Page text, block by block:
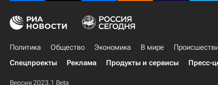
Политика Общество Экономика В мире
Спецпроекты
Реклама Продукты и сервисы Пресс-
Версия 2023.1 Beta